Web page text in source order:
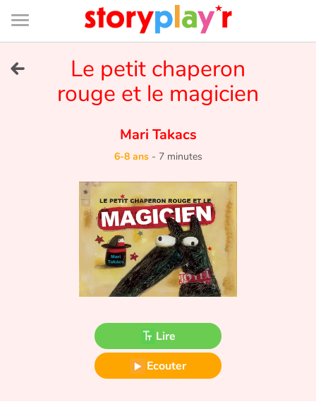
Connexion
Bibliothèque
de
page
Je me connecte
Bibliothèque
Contes d'ici et d'ailleurs
Fable, mythe, littérature et poésie
Princesses et princes, rois, reines et dragons
Le petit chaperon
rouge et le magicien
Mari Takacs
6-8 ans- 7 minutes
Lire
Ecouter